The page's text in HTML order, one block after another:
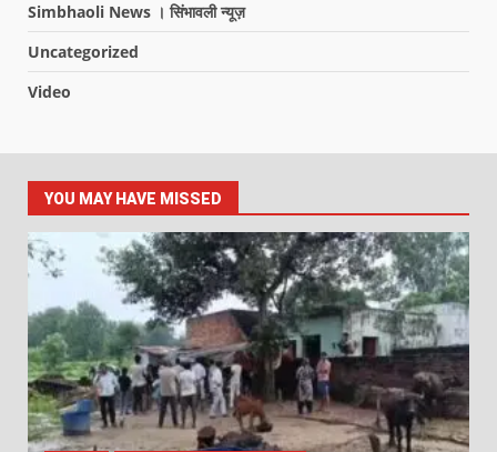
Simbhaoli News । सिंभावली न्यूज़
Uncategorized
Video
YOU MAY HAVE MISSED